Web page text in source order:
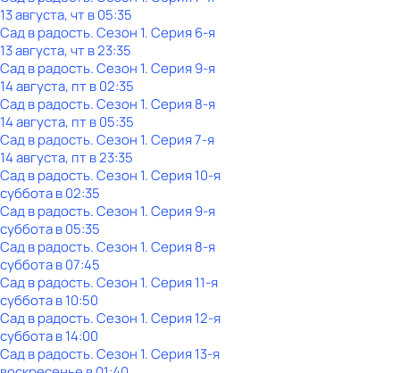
13 августа, чт в 05:35
Сад в радость. Сезон 1. Серия 6-я
13 августа, чт в 23:35
Сад в радость. Сезон 1. Серия 9-я
14 августа, пт в 02:35
Сад в радость. Сезон 1. Серия 8-я
14 августа, пт в 05:35
Сад в радость. Сезон 1. Серия 7-я
14 августа, пт в 23:35
Сад в радость. Сезон 1. Серия 10-я
субботав02:35
Сад в радость. Сезон 1. Серия 9-я
субботав05:35
Сад в радость. Сезон 1. Серия 8-я
субботав07:45
Сад в радость. Сезон 1. Серия 11-я
субботав10:50
Сад в радость. Сезон 1. Серия 12-я
субботав14:00
Сад в радость. Сезон 1. Серия 13-я